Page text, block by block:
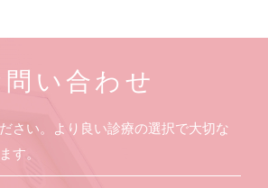
問い合わせ
さい。より良い診療の選択で大切な
す。